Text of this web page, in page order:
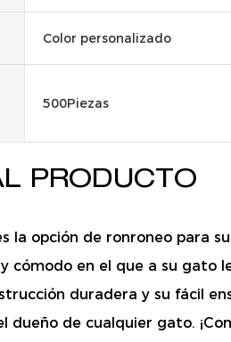
Color personalizado
500Piezas
PRODUCTO
la opción de ronroneo para
cómodo en el que a su gato
duradera y su fácil
dueño de cualquier gato.